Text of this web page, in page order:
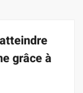
grâce à